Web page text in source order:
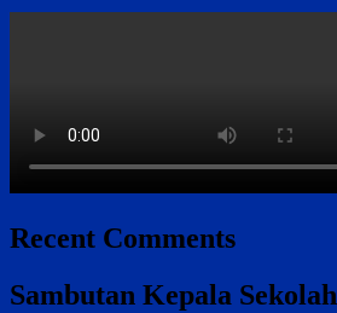
Recent Comments
Sambutan Kepala Sekolah